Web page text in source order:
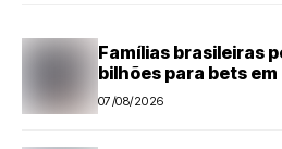
Famílias brasileiras
bilhões para bets em
07/08/2026